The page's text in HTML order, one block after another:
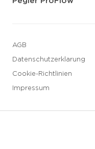
AGB
Datenschutzerklarung
Cookie-Richtlinien
Impressum